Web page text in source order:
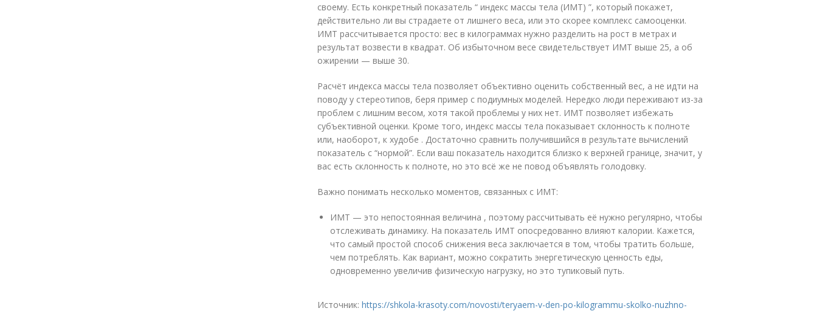
своему. Есть конкретный показатель “ индекс массы тела (ИМТ) ”, который покажет,
действительно ли вы страдаете от лишнего веса, или это скорее комплекс самооценки.
ИМТ рассчитывается просто: вес в килограммах нужно разделить на рост в метрах и
результат возвести в квадрат. Об избыточном весе свидетельствует ИМТ выше 25, а об
ожирении — выше 30.
Расчёт индекса массы тела позволяет объективно оценить собственный вес, а не идти на
поводу у стереотипов, беря пример с подиумных моделей. Нередко люди переживают из-за
проблем с лишним весом, хотя такой проблемы у них нет. ИМТ позволяет избежать
субъективной оценки. Кроме того, индекс массы тела показывает склонность к полноте
или, наоборот, к худобе . Достаточно сравнить получившийся в результате вычислений
показатель с “нормой”. Если ваш показатель находится близко к верхней границе, значит, у
вас есть склонность к полноте, но это всё же не повод объявлять голодовку.
Важно понимать несколько моментов, связанных с ИМТ:
ИМТ — это непостоянная величина , поэтому рассчитывать её нужно регулярно, чтобы
отслеживать динамику. На показатель ИМТ опосредованно влияют калории. Кажется,
что самый простой способ снижения веса заключается в том, чтобы тратить больше,
чем потреблять. Как вариант, можно сократить энергетическую ценность еды,
одновременно увеличив физическую нагрузку, но это тупиковый путь.
Источник: https://shkola-krasoty.com/novosti/teryaem-v-den-po-kilogrammu-skolko-nuzhno-